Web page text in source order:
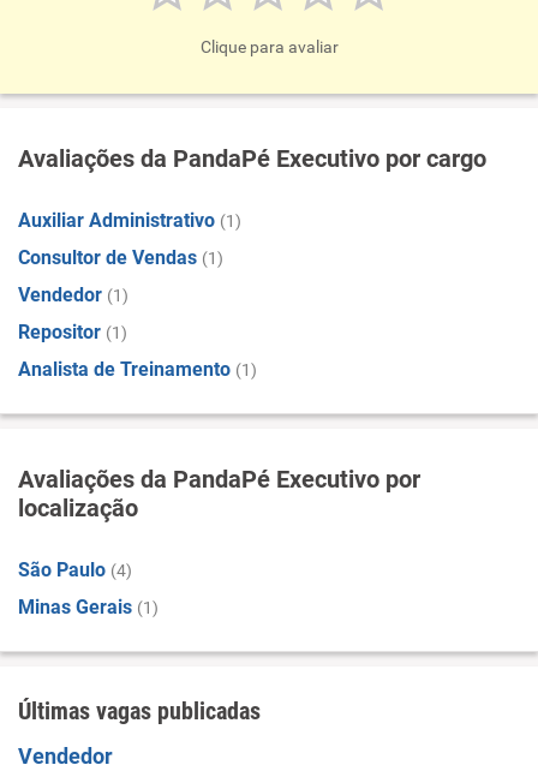
Clique para avaliar
Avaliações da PandaPé Executivo por cargo
Auxiliar Administrativo (1)
Consultor de Vendas (1)
Vendedor (1)
Repositor (1)
Analista de Treinamento (1)
Avaliações da PandaPé Executivo por
localização
São Paulo (4)
Minas Gerais (1)
Últimas vagas publicadas
Vendedor